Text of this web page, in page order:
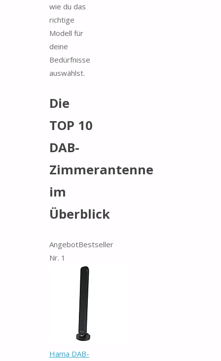
wie du das
richtige
Modell für
deine
Bedürfnisse
auswählst.
Die
TOP 10
DAB-
Zimmerantenne
im
Überblick
AngebotBestseller
Nr. 1
Hama DAB-